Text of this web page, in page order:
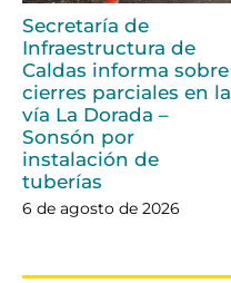
Secretaría de
Infraestructura de
Caldas informa sobre
cierres parciales en la
vía La Dorada –
Sonsón por
instalación de
tuberías
6 de agosto de 2026